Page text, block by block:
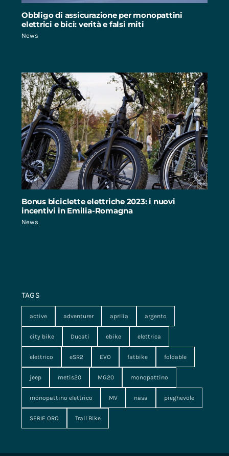
Obbligo di assicurazione per monopattini
elettrici e bici: verità e falsi miti
News
Bonus biciclette elettriche 2023: i nuovi
incentivi in Emilia-Romagna
News
TAGS
active adventurer aprilia argento
city bike Ducati ebike elettrica
elettrico eSR2 EVO fatbike foldable
jeep metis20 MG20 monopattino
monopattino elettrico MV nasa pieghevole
SERIE ORO Trail Bike